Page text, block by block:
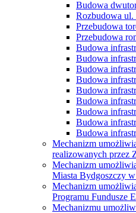
Budowa
Rozbudowa ul.
Przebudowa
Przebudowa
Budowa
Budowa
Budowa
Budowa
Budowa
Budowa
Budowa
Budowa
Budowa
Mechanizm
realizowanych przez
Mechanizm
Miasta Bydgoszczy
Mechanizm
Programu Fundusze
Mechanizmu